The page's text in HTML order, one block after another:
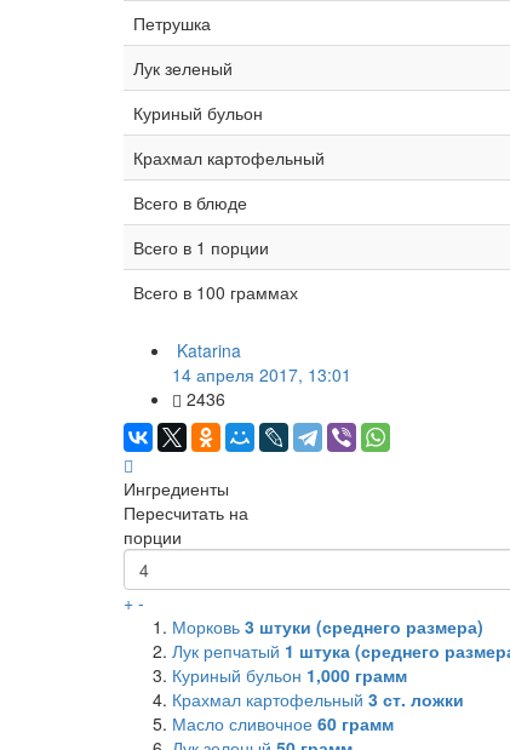
Петрушка
Лук зеленый
Куриный бульон
Крахмал картофельный
Всего в блюде
Всего в 1 порции
Всего в 100 граммах
Katarina
14 апреля 2017, 13:01
2436
Ингредиенты
Пересчитать на
порции
+ -
Морковь 3 штуки (среднего размера)
Лук репчатый 1 штука (среднего
Куриный бульон 1,000 грамм
Крахмал картофельный 3 ст. ложки
Масло сливочное 60 грамм